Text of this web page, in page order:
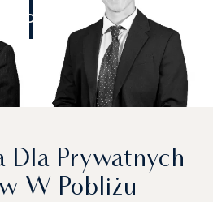
DO NAS
Dla Prywatnych
W Pobliżu